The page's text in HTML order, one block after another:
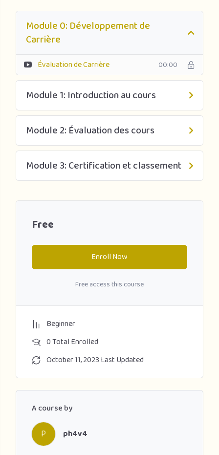
Module 0: Développement de
Carrière
Évaluation de Carrière 00:00
Module 1: Introduction au cours
Module 2: Évaluation des cours
Module 3: Certification et classement
Free
Enroll Now
Free access this course
Beginner
0 Total Enrolled
October 11, 2023 Last Updated
A course by
P ph4v4